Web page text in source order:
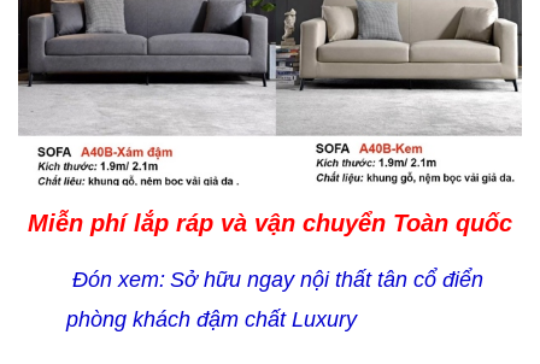
Miễn phí lắp ráp và vận chuyển Toàn quốc
Đón xem: Sở hữu ngay nội thất tân cổ điển
phòng khách đậm chất Luxury